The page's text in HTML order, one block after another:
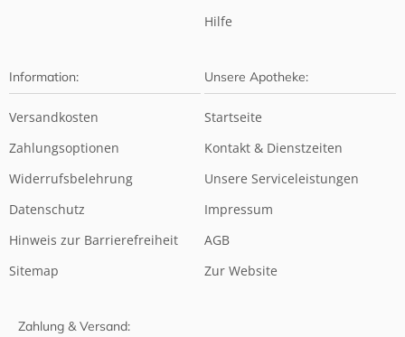
Hilfe
Information:
Versandkosten
Zahlungsoptionen
Widerrufsbelehrung
Datenschutz
Hinweis zur Barrierefreiheit
Sitemap
Unsere Apotheke:
Startseite
Kontakt & Dienstzeiten
Unsere Serviceleistungen
Impressum
AGB
Zur Website
Zahlung & Versand: